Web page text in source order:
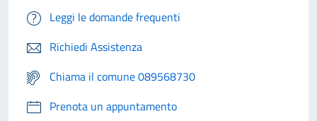
Leggi le domande frequenti
Richiedi Assistenza
Chiama il comune 089568730
Prenota un appuntamento